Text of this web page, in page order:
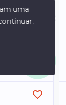
para
ajudar?
uma